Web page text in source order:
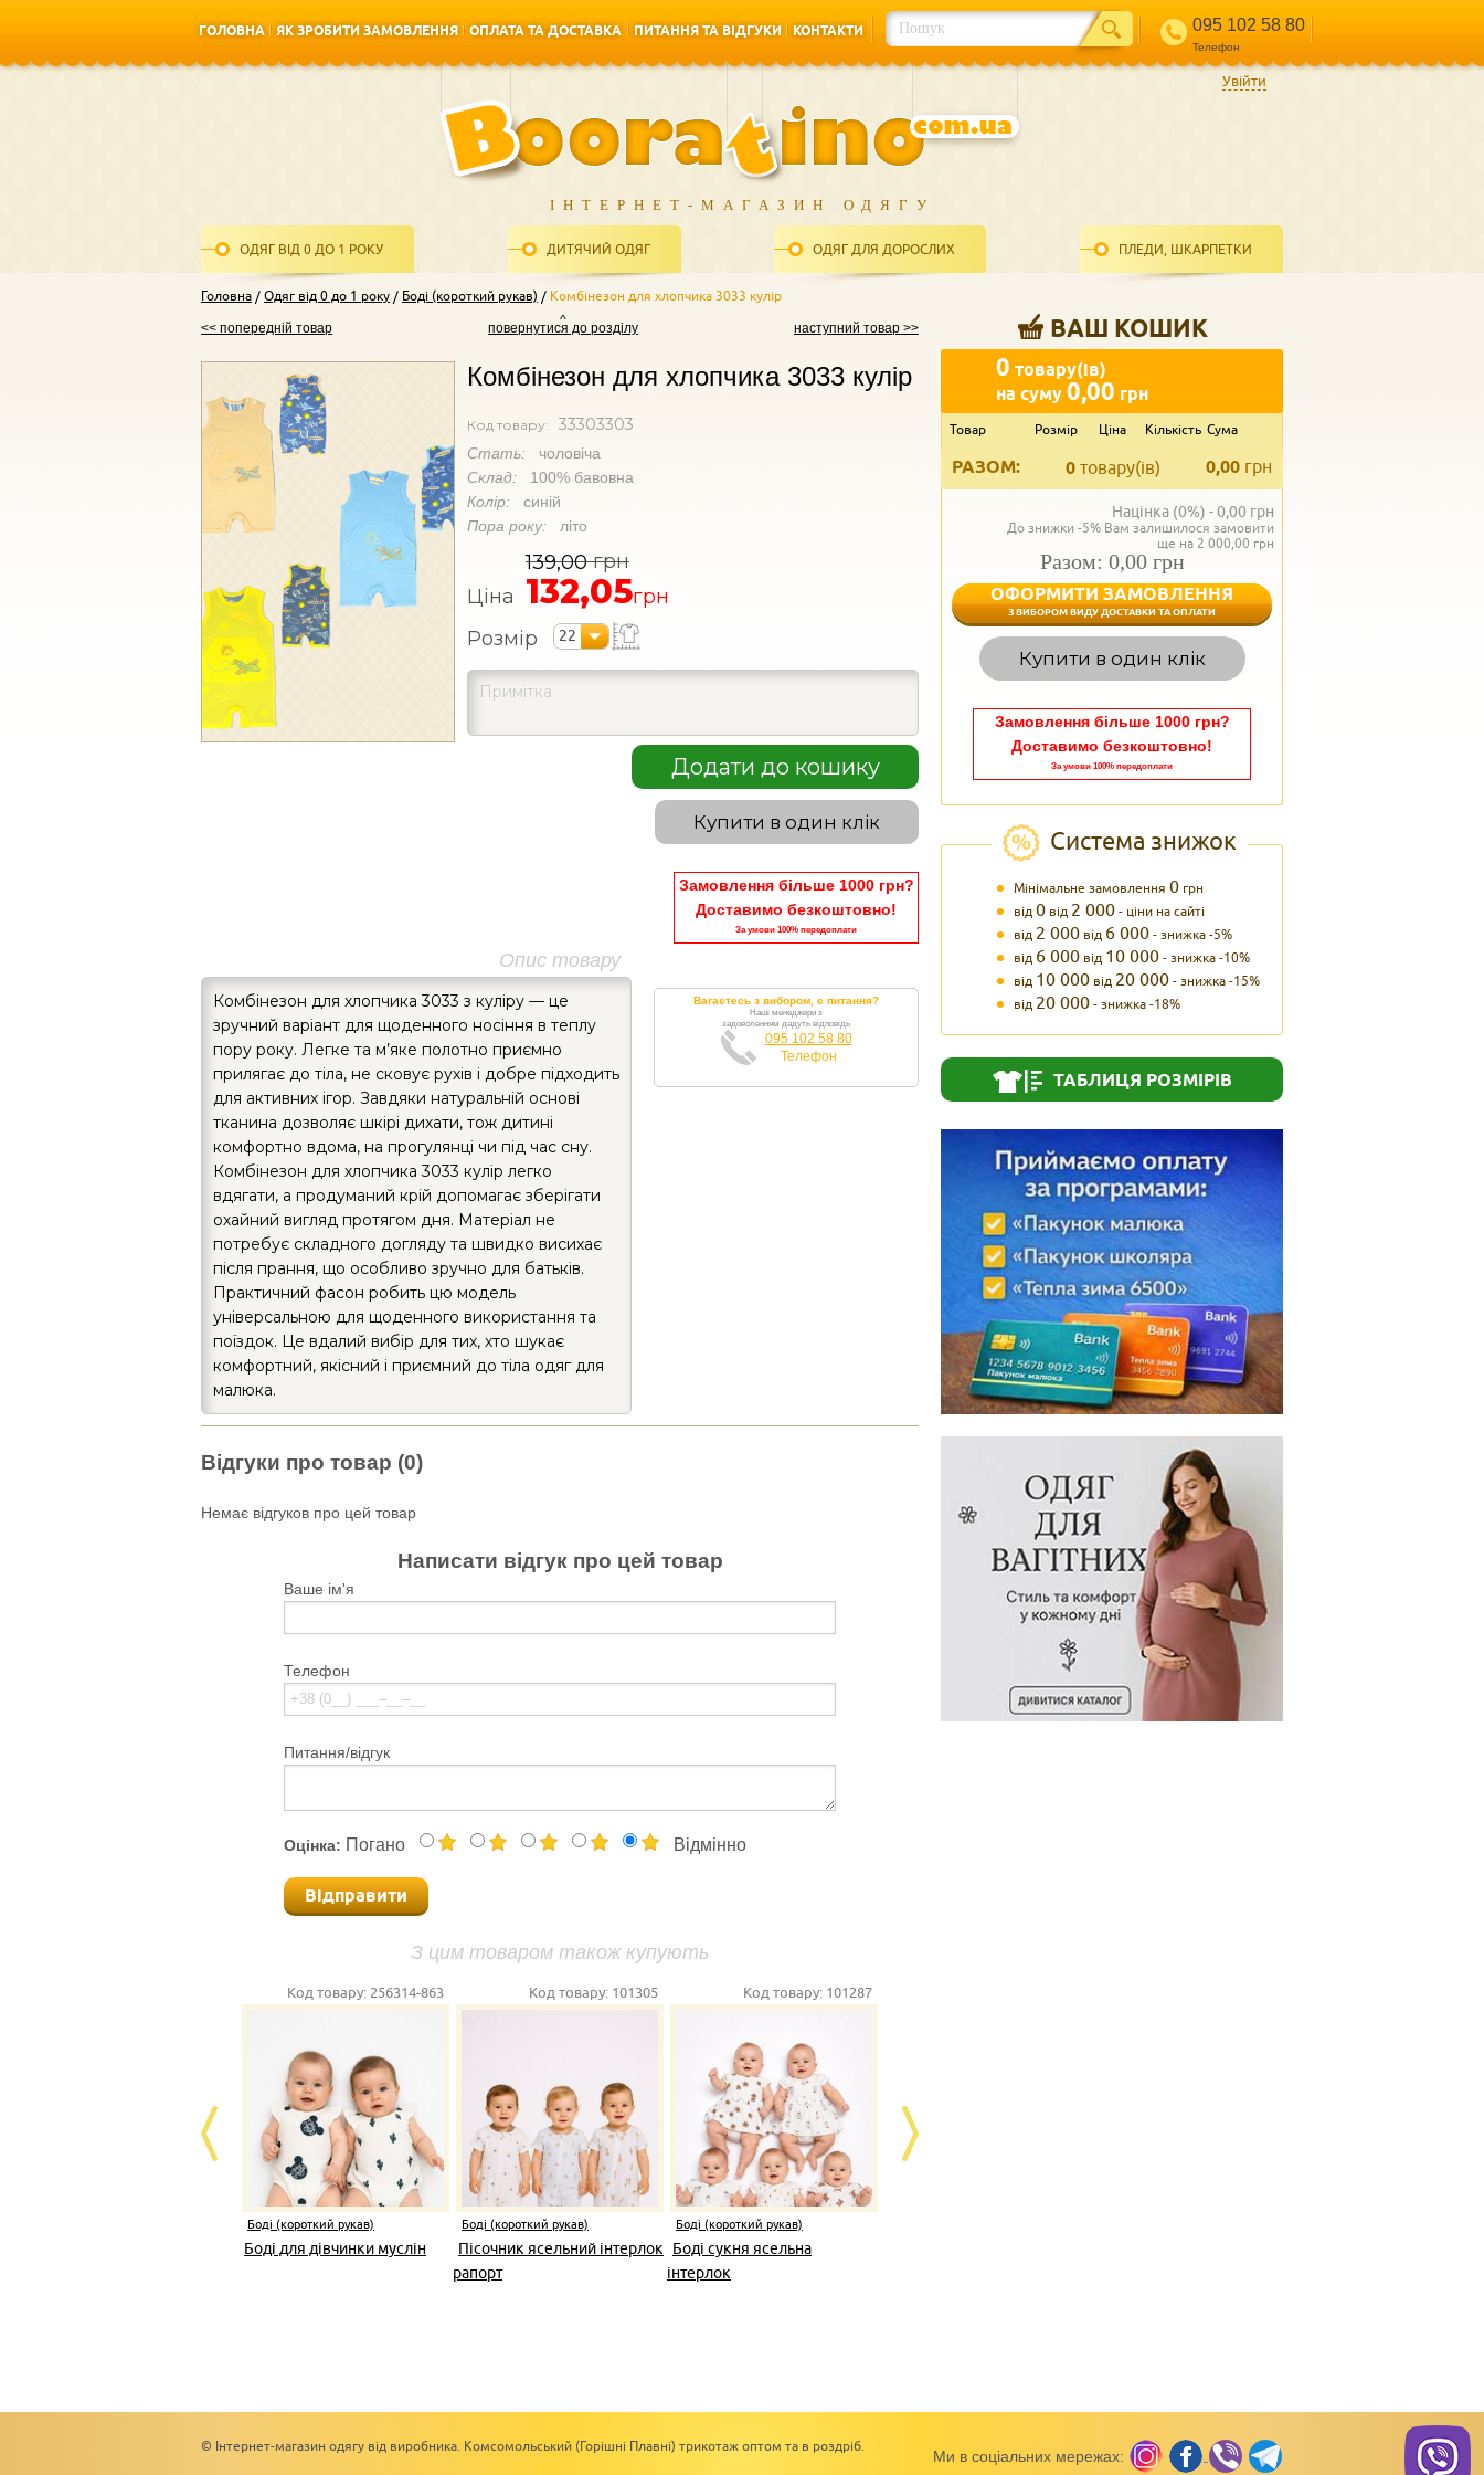
ГОЛОВНА
ЯК ЗРОБИТИ ЗАМОВЛЕННЯ
ОПЛАТА ТА ДОСТАВКА
ПИТАННЯ ТА ВІДГУКИ
КОНТАКТИ
095 102 58 80
Телефон
ІНТЕРНЕТ-МАГАЗИН ОДЯГУ
ОДЯГ ВІД 0 ДО 1 РОКУ ДИТЯЧИЙ ОДЯГ ОДЯГ ДЛЯ ДОРОСЛИХ ПЛЕДИ, ШКАРПЕТКИ
Увійти
Головна Одяг від 0 до 1 року Боді (короткий рукав) Комбінезон для хлопчика 3033 кулір
ВАШ КОШИК
0 товару(ів)
на суму0,00 грн
Товар Розмір Ціна Кількість Сума
РАЗОМ: 0,00 грн
0 товару(ів)
Націнка (0%) -0,00 грн
До знижки -5% Вам залишилося замовити
ще на 2 000,00 грн
Разом: 0,00 грн
ОФОРМИТИ ЗАМОВЛЕННЯ
З ВИБОРОМ ВИДУ ДОСТАВКИ ТА ОПЛАТИ
Купити в один клік
Замовлення більше 1000 грн?
Доставимо безкоштовно!
За умови 100% передоплати
Система знижок
Мінімальне замовлення 0 грн
від0 від 2 000- ціни на сайті
від 2 000 від 6 000- знижка -5%
від 6 000 від 10 000- знижка -10%
від 10 000 від 20 000- знижка -15%
від 20 000- знижка -18%
ТАБЛИЦЯ РОЗМІРІВ
<< попередній товар наступний товар >>
повернутися до розділу
Комбінезон для хлопчика 3033 кулір
Код товару: 33303303
Стать: чоловіча
Склад: 100% бавовна
Колір: синій
Пора року: літо
Ціна
139,00грн
132,05грн
Розмір
22
Додати до кошику
Купити в один клік
Замовлення більше 1000 грн?
Доставимо безкоштовно!
За умови 100% передоплати
Опис товару
Комбінезон для хлопчика 3033 з куліру — це
зручний варіант для щоденного носіння в теплу
пору року. Легке та м’яке полотно приємно
прилягає до тіла, не сковує рухів і добре підходить
для активних ігор. Завдяки натуральній основі
тканина дозволяє шкірі дихати, тож дитині
комфортно вдома, на прогулянці чи під час сну.
Комбінезон для хлопчика 3033 кулір легко
вдягати, а продуманий крій допомагає зберігати
охайний вигляд протягом дня. Матеріал не
потребує складного догляду та швидко висихає
після прання, що особливо зручно для батьків.
Практичний фасон робить цю модель
універсальною для щоденного використання та
поїздок. Це вдалий вибір для тих, хто шукає
комфортний, якісний і приємний до тіла одяг для
малюка.
Вагаєтесь з вибором, є питання?
Наші менеджери з
задоволенням дадуть відповідь
095 102 58 80
Телефон
Відгуки про товар (0)
Немає відгуков про цей товар
Написати відгук про цей товар
Ваше ім'я
Телефон
Питання/відгук
Оцінка: Погано Відмінно
Відправити
З цим товаром також купують
Код товару: 256314-863
Боді (короткий рукав)
Боді для дівчинки муслін
Код товару: 101305
Боді (короткий рукав)
Пісочник ясельний інтерлок
рапорт
Код товару: 101287
Боді (короткий рукав)
Боді сукня ясельна
інтерлок
Ми в соціальних мережах:
© Інтернет-магазин одягу від виробника. Комсомольський (Горішні Плавні) трикотаж оптом та в роздріб.